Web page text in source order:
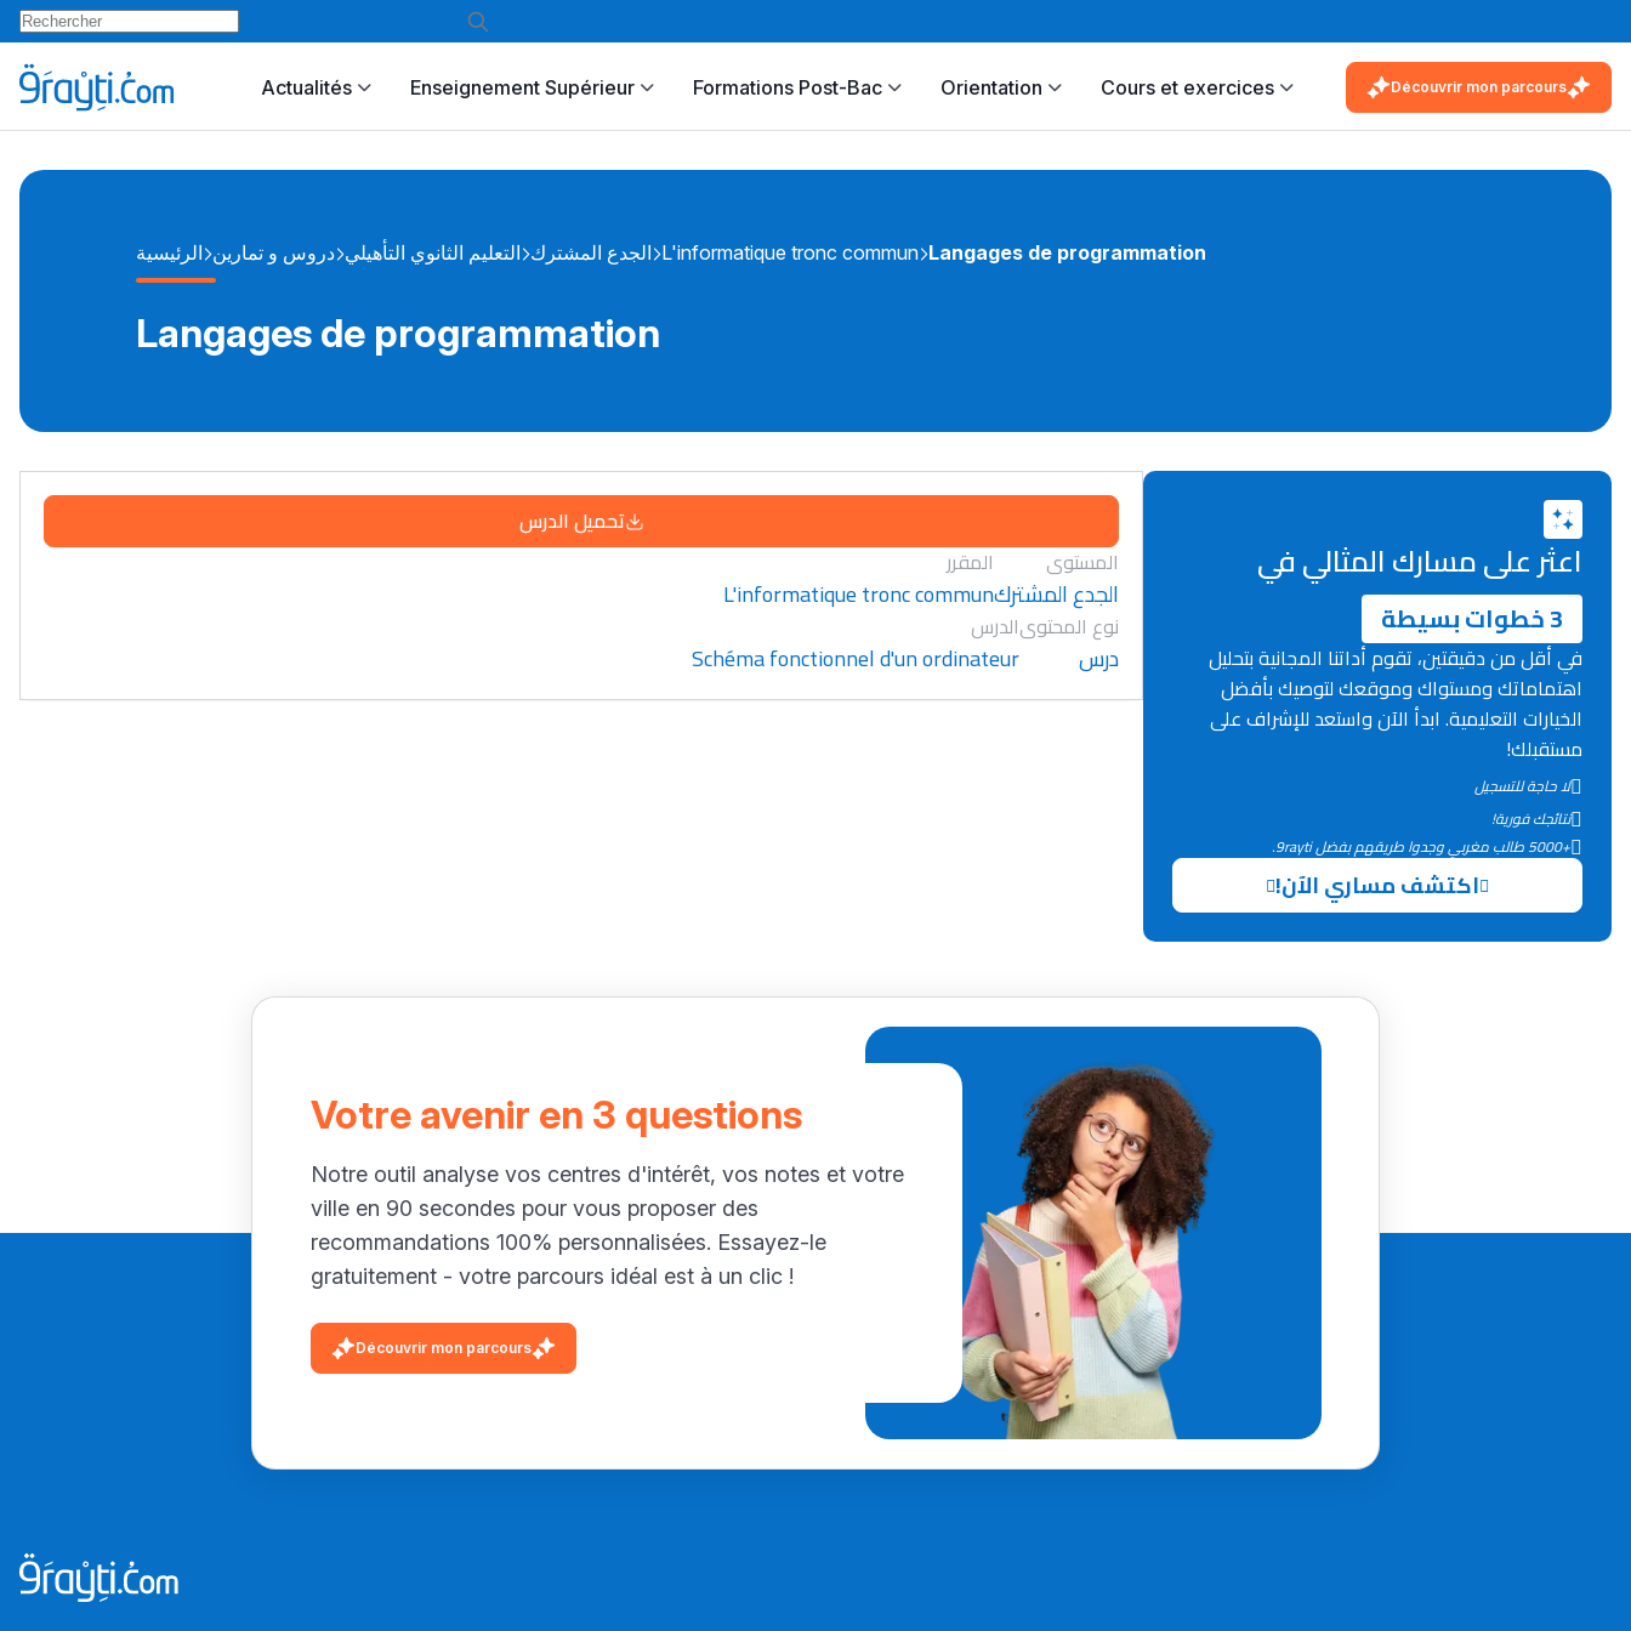
Actualités Enseignement Supérieur Formations Post-Bac Orientation Cours et exercices Découvrir mon parcours
الرئيسية دروس و تمارين التعليم الثانوي التأهيلي الجدع المشترك L'informatique tronc commun Langages de programmation
Langages de programmation
تحميل الدرس
المستوى
الجدع المشترك
المقرر
L'informatique tronc commun
نوع المحتوى
درس
الدرس
Schéma fonctionnel d'un ordinateur
اعثر على مسارك المثالي في
3 خطوات بسيطة
في أقل من دقيقتين، تقوم أداتنا المجانية بتحليل
اهتماماتك ومستواك وموقعك لتوصيك بأفضل
الخيارات التعليمية. ابدأ الآن واستعد للإشراف على
مستقبلك!
لا حاجة للتسجيل
نتائجك فورية!
+5000 طالب مغربي وجدوا طريقهم بفضل 9rayti.
اكتشف مساري الآن!
Votre avenir en 3 questions
Notre outil analyse vos centres d'intérêt, vos notes et votre
ville en 90 secondes pour vous proposer des
recommandations 100% personnalisées. Essayez-le
gratuitement - votre parcours idéal est à un clic !
Découvrir mon parcours